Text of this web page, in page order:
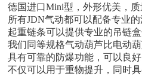
德国进口Mini型，外形优美，质
所有JDN气动都可以配备专业
起重链条可以提供专业的吊链
我们同等规格气动葫芦比电动
具有可靠的防爆功能，可以良
不仅可以用于重物提升，同时